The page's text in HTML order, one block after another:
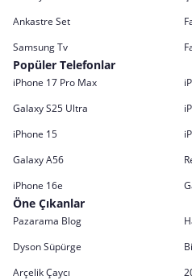
Ankastre Set
Samsung Tv
Popüler Telefonlar
iPhone 17 Pro Max
Galaxy S25 Ultra
iPhone 15
Galaxy A56
iPhone 16e
Öne Çıkanlar
Pazarama Blog
Dyson Süpürge
Arçelik Çaycı